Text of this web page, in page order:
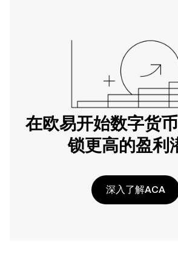
在欧易开始数字货
锁更高的盈利
深入了解ACA